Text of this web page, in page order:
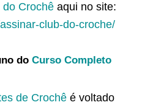
do Crochê aqui no site:
club-do-croche/
do Curso Completo
de Crochê é voltado